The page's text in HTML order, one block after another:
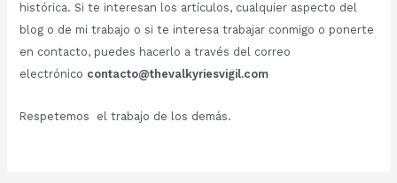
histórica. Si te interesan los artículos, cualquier aspecto del
blog o de mi trabajo o si te interesa trabajar conmigo o ponerte
en contacto, puedes hacerlo a través del correo
electrónico contacto@thevalkyriesvigil.com
Respetemos el trabajo de los demás.